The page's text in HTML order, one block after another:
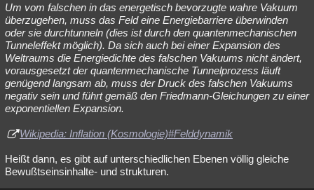
Um vom falschen in das energetisch bevorzugte wahre Vakuum
überzugehen, muss das Feld eine Energiebarriere überwinden
oder sie durchtunneln (dies ist durch den quantenmechanischen
Tunneleffekt möglich). Da sich auch bei einer Expansion des
Weltraums die Energiedichte des falschen Vakuums nicht ändert,
vorausgesetzt der quantenmechanische Tunnelprozess läuft
genügend langsam ab, muss der Druck des falschen Vakuums
negativ sein und führt gemäß den Friedmann-Gleichungen zu einer
exponentiellen Expansion.
Wikipedia: Inflation (Kosmologie)#Felddynamik
Heißt dann, es gibt auf unterschiedlichen Ebenen völlig gleiche
Bewußtseinsinhalte- und strukturen.